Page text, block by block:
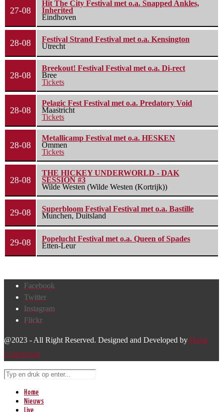
27-08
Hit The City Festival met o.a. Snapped Ankles,
Inherited
Eindhoven
28-08
Festival Strand Festival met o.a. Kensington
Utrecht
28-08
Breekout! Festival Festival met o.a. Di-rect
Bree
Tickets
28-08
Pelagic Fest Festival met o.a. Predatory Void
Maastricht
Tickets
28-08
Metallicamp Festival met o.a. HESKEN
Ommen
Tickets
28-08
THE HICKEY UNDERWORLD - DAK
SESSION #3
Wilde Westen (Wilde Westen (Kortrijk))
29-08
Superbloom Festival Festival met o.a. Bastille
Munchen, Duitsland
29-08
Popelucht Festival met o.a. Queen of Spades
Etten-Leur
Facebook
Twitter
Instagram
Flickr
@2023 - All Right Reserved. Designed and Developed by Harm
Lourenssen
Home
Nieuws
Live